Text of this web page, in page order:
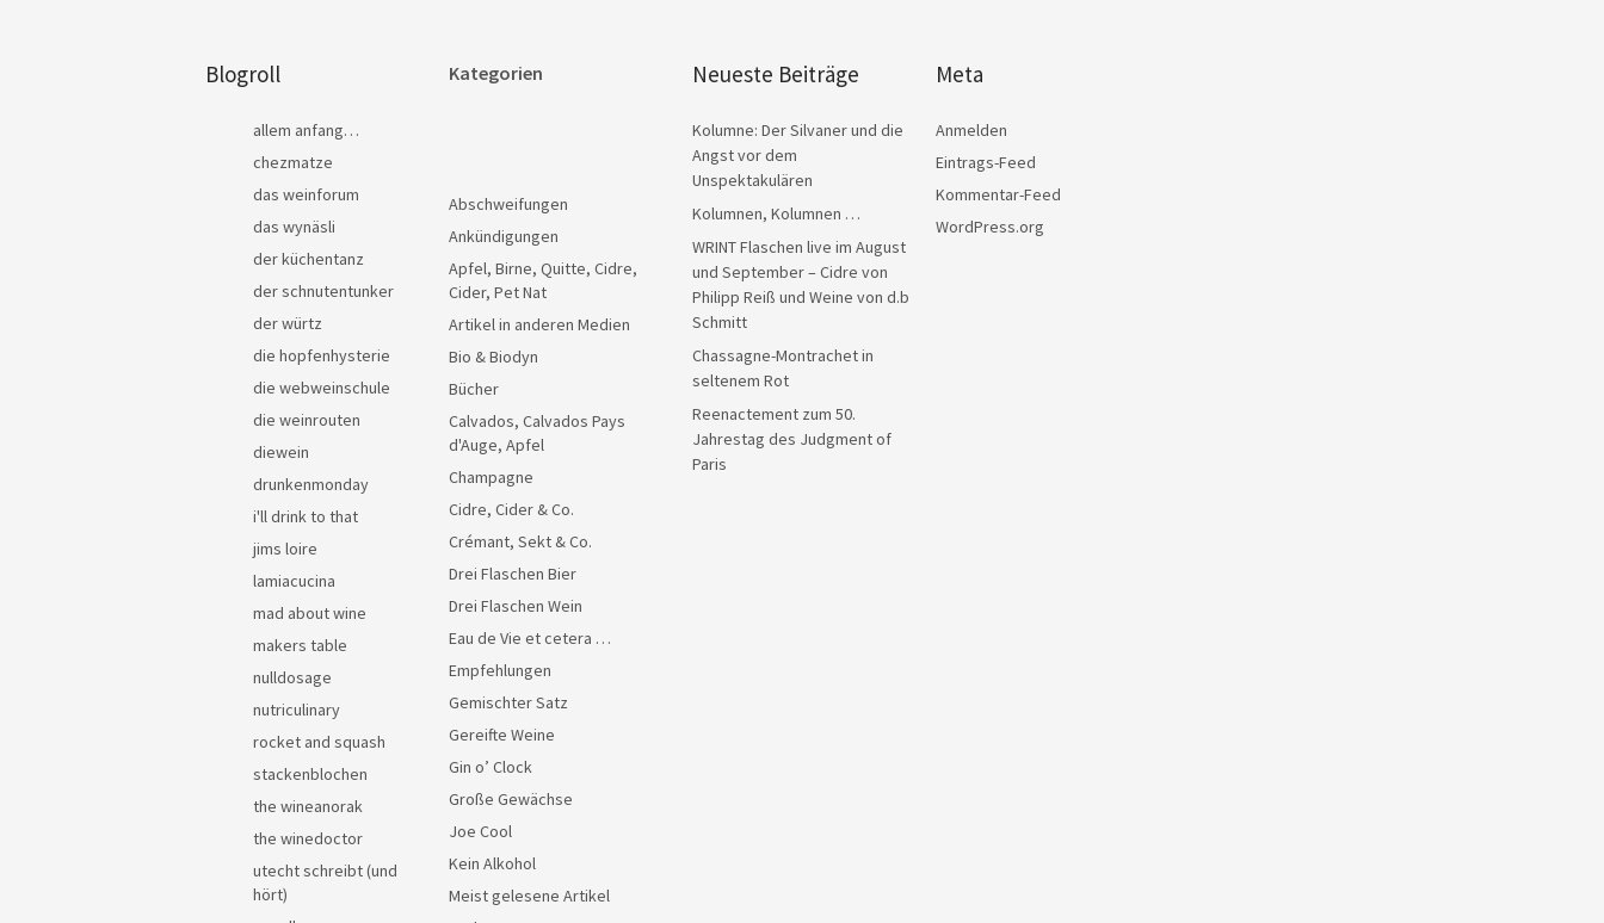
Blogroll
allem anfang…
chezmatze
das weinforum
das wynäsli
der küchentanz
der schnutentunker
der würtz
die hopfenhysterie
die webweinschule
die weinrouten
diewein
drunkenmonday
i'll drink to that
jims loire
lamiacucina
mad about wine
makers table
nulldosage
nutriculinary
rocket and squash
stackenblochen
the wineanorak
the winedoctor
utecht schreibt (und
hört)
Kategorien
Abschweifungen
Ankündigungen
Apfel, Birne, Quitte, Cidre,
Cider, Pet Nat
Artikel in anderen Medien
Bio & Biodyn
Bücher
Calvados, Calvados Pays
d'Auge, Apfel
Champagne
Cidre, Cider & Co.
Crémant, Sekt & Co.
Drei Flaschen Bier
Drei Flaschen Wein
Eau de Vie et cetera …
Empfehlungen
Gemischter Satz
Gereifte Weine
Gin o’ Clock
Große Gewächse
Joe Cool
Kein Alkohol
Meist gelesene Artikel
Neueste Beiträge
Kolumne: Der Silvaner und die
Angst vor dem
Unspektakulären
Kolumnen, Kolumnen …
WRINT Flaschen live im August
und September – Cidre von
Philipp Reiß und Weine von d.b
Schmitt
Chassagne-Montrachet in
seltenem Rot
Reenactement zum 50.
Jahrestag des Judgment of
Paris
Meta
Anmelden
Eintrags-Feed
Kommentar-Feed
WordPress.org